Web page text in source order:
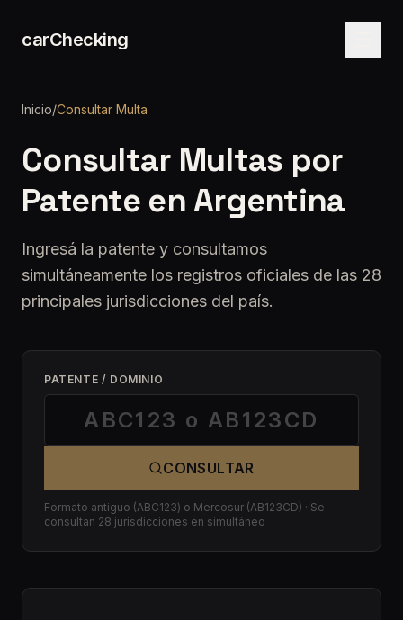
carChecking
Inicio/Consultar Multa
Consultar Multas por
Patente en Argentina
Ingresá la patente y consultamos
simultáneamente los registros oficiales de las 28
principales jurisdicciones del país.
PATENTE / DOMINIO
CONSULTAR
Formato antiguo (ABC123) o Mercosur (AB123CD) · Se
consultan 28 jurisdicciones en simultáneo